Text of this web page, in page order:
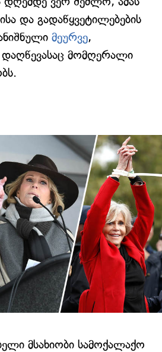
და გადაწყვეტილებების
მეურვე,
მომღერალი
მსახიობი სამოქალაქო